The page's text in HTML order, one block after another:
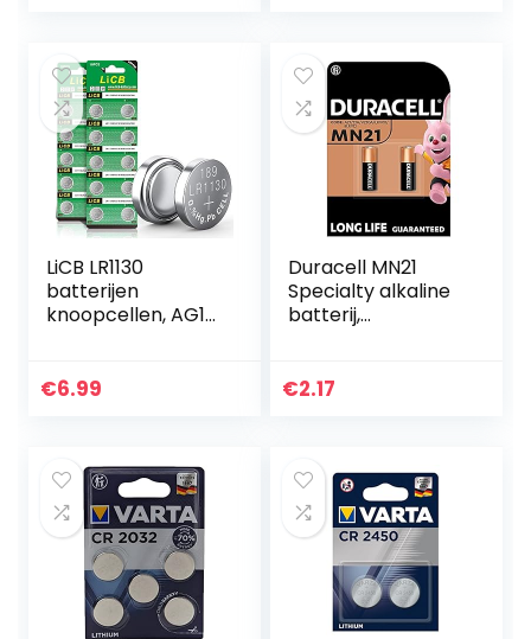
LiCB LR1130
batterijen
knoopcellen, AG10
lr54 knoopcel 3
€6.99
Duracell MN21
Specialty alkaline
batterij,
€2.17